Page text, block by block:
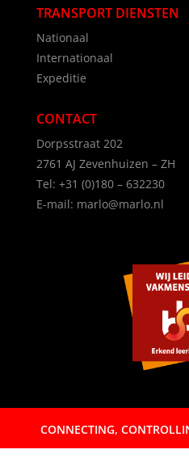
TRANSPORT DIENSTEN
Nationaal
Internationaal
Expeditie
CONTACT
Dorpsstraat 202
2761 AJ Zevenhuizen – ZH
Tel: +31 (0)180 – 632230
E-mail: marlo@marlo.nl
CONNECTING,